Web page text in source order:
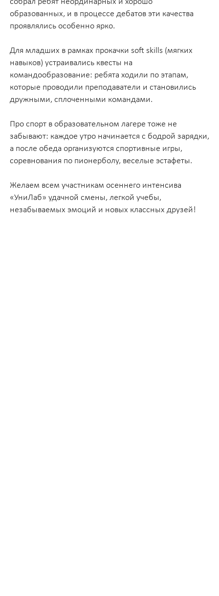
образованных, и в процессе дебатов эти качества
проявлялись особенно ярко.
Для младших в рамках прокачки soft skills (мягких
навыков) устраивались квесты на
командообразование: ребята ходили по этапам,
которые проводили преподаватели и становились
дружными, сплоченными командами.
Про спорт в образовательном лагере тоже не
забывают: каждое утро начинается с бодрой зарядки,
а после обеда организуются спортивные игры,
соревнования по пионерболу, веселые эстафеты.
Желаем всем участникам осеннего интенсива
«УниЛаб» удачной смены, легкой учебы,
незабываемых эмоций и новых классных друзей!